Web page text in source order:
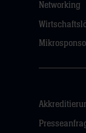
Networking